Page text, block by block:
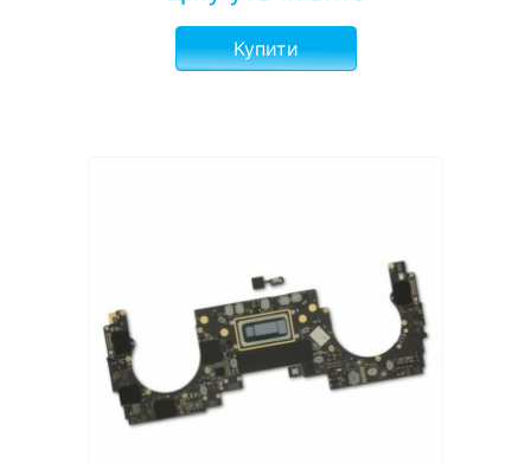
Купити